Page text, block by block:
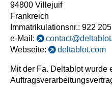
94800 Villejuif
Frankreich
Immatrikulationsnr.: 922
e-Mail:
Webseite:
deltablot.com
Mit der Fa. Deltablot wurde